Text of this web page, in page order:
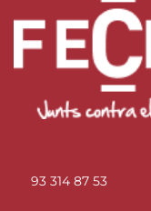
93 314 87 53